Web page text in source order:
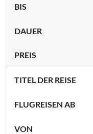
BIS
DAUER
PREIS
TITEL DER REISE
FLUGREISEN AB
VON